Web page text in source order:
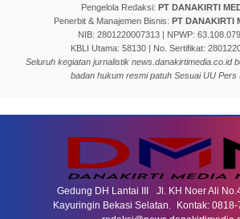
Pengelola Redaksi: PT DANAKIRTI
Penerbit & Manajemen Bisnis: PT DANAKIRTI
NIB: 2801220007313 | NPWP:
KBLI Utama: 58130 | No. Sertifikat:
Seluruh kegiatan jurnalistik news.danakirtimedia.co.id
badan hukum resmi patuh Sesuai UU Pers
Gedung DH Lantai III Jl. KH Noer Ali
Kayuringin Bekasi Selatan. Kontak: